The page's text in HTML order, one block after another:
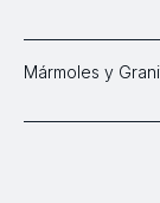
Mármoles y